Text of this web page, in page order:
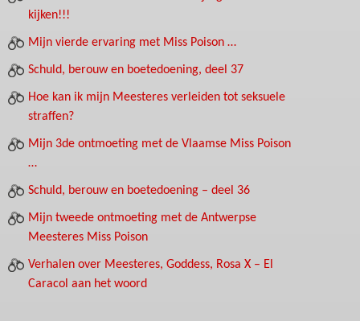
kijken!!!
Mijn vierde ervaring met Miss Poison …
Schuld, berouw en boetedoening, deel 37
Hoe kan ik mijn Meesteres verleiden tot seksuele
straffen?
Mijn 3de ontmoeting met de Vlaamse Miss Poison
…
Schuld, berouw en boetedoening – deel 36
Mijn tweede ontmoeting met de Antwerpse
Meesteres Miss Poison
Verhalen over Meesteres, Goddess, Rosa X – El
Caracol aan het woord